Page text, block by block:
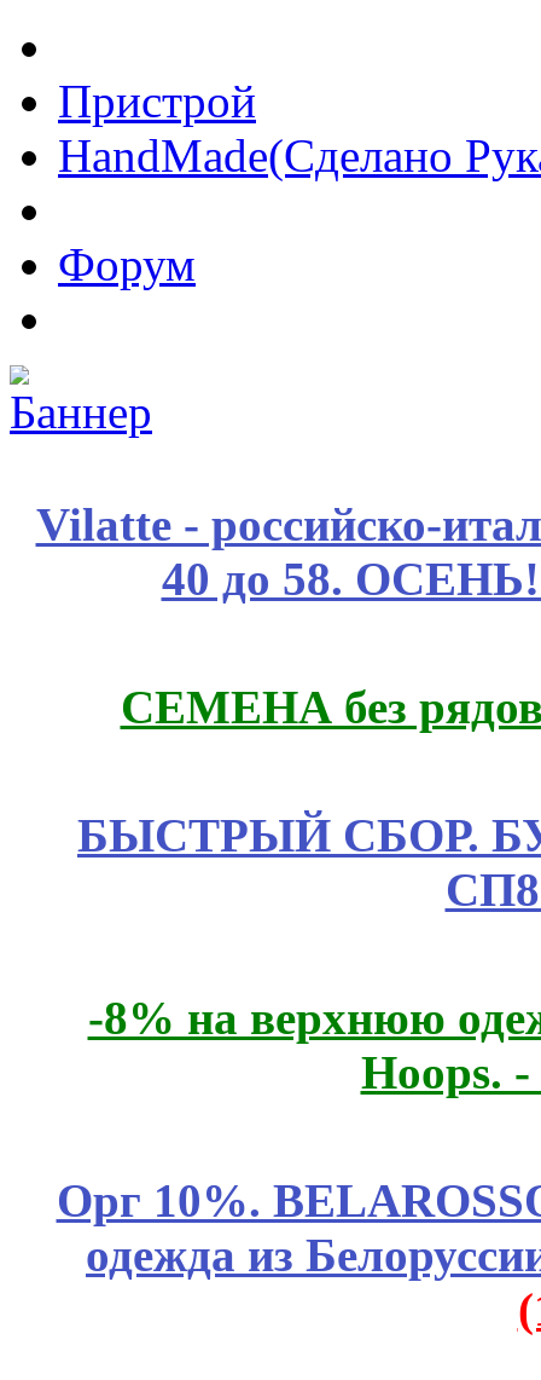
Пристрой
HandMade(Сделано
Форум
Vilatte - российско-
40 до 58.
СЕМЕНА без
БЫСТРЫЙ СБОР.
-8% на верхнюю
Hoops.
Орг 10%.
одежда из